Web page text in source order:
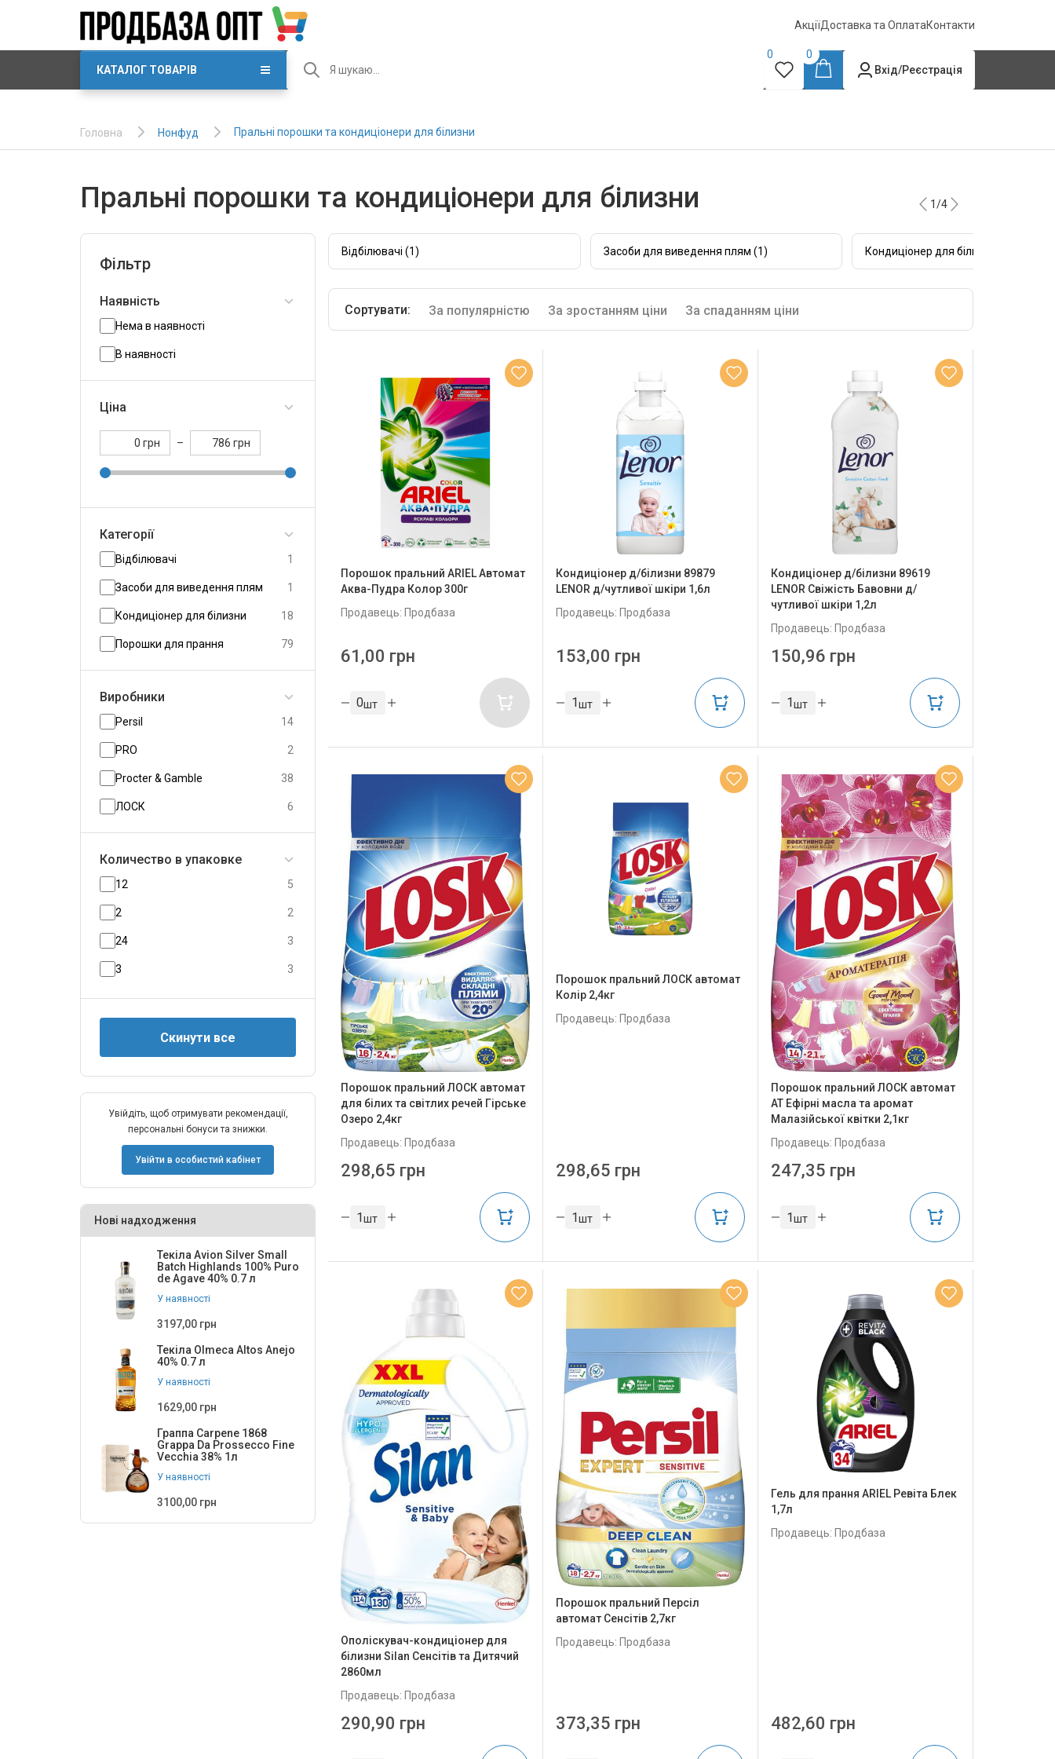
АкціїДоставка та ОплатаКонтакти
КАТАЛОГ ТОВАРІВ
0
0
Вхід/Реєстрація
Головна Нонфуд Пральні порошки та кондиціонери для білизни
Пральні порошки та кондиціонери для білизни
Фільтр
Наявність
Нема в наявності
В наявності
Ціна
грн – грн
Категорії
Відбілювачі 1
Засоби для виведення плям 1
Кондиціонер для білизни 18
Порошки для прання 79
Виробники
Persil 14
PRO 2
Procter & Gamble 38
ЛОСК 6
Количество в упаковке
12 5
2 2
24 3
3 3
4 9
Увійдіть, щоб отримувати рекомендації,
персональні бонуси та знижки.
Увійти в особистий кабінет
Нові надходження
Текіла Avion Silver Small
Batch Highlands 100% Puro
de Agave 40% 0.7 л
У наявності
3197,00 грн
Текіла Olmeca Altos Anejo
40% 0.7 л
У наявності
1629,00 грн
Граппа Carpene 1868
Grappa Da Prossecco Fine
Vecchia 38% 1л
У наявності
3100,00 грн
1/4
Відбілювачі (1) Засоби для виведення плям (1) Кондиціонер для білизни (18)
Сортувати: За популярністю За зростанням ціни За спаданням ціни
Порошок пральний ARIEL Автомат
Аква-Пудра Колор 300г
Продавець: Продбаза
61,00 грн
шт
Кондиціонер д/білизни 89879
LENOR д/чутливої шкіри 1,6л
Продавець: Продбаза
153,00 грн
шт
Кондиціонер д/білизни 89619
LENOR Свіжість Бавовни д/
чутливої шкіри 1,2л
Продавець: Продбаза
150,96 грн
шт
Порошок пральний ЛОСК автомат
для білих та світлих речей Гірське
Озеро 2,4кг
Продавець: Продбаза
298,65 грн
шт
Порошок пральний ЛОСК автомат
Колір 2,4кг
Продавець: Продбаза
298,65 грн
шт
Порошок пральний ЛОСК автомат
АТ Ефірні масла та аромат
Малазійської квітки 2,1кг
Продавець: Продбаза
247,35 грн
шт
Ополіскувач-кондиціонер для
білизни Silan Сенсітів та Дитячий
2860мл
Продавець: Продбаза
290,90 грн
Порошок пральний Персіл
автомат Сенсітів 2,7кг
Продавець: Продбаза
373,35 грн
Гель для прання ARIEL Ревіта Блек
1,7л
Продавець: Продбаза
482,60 грн